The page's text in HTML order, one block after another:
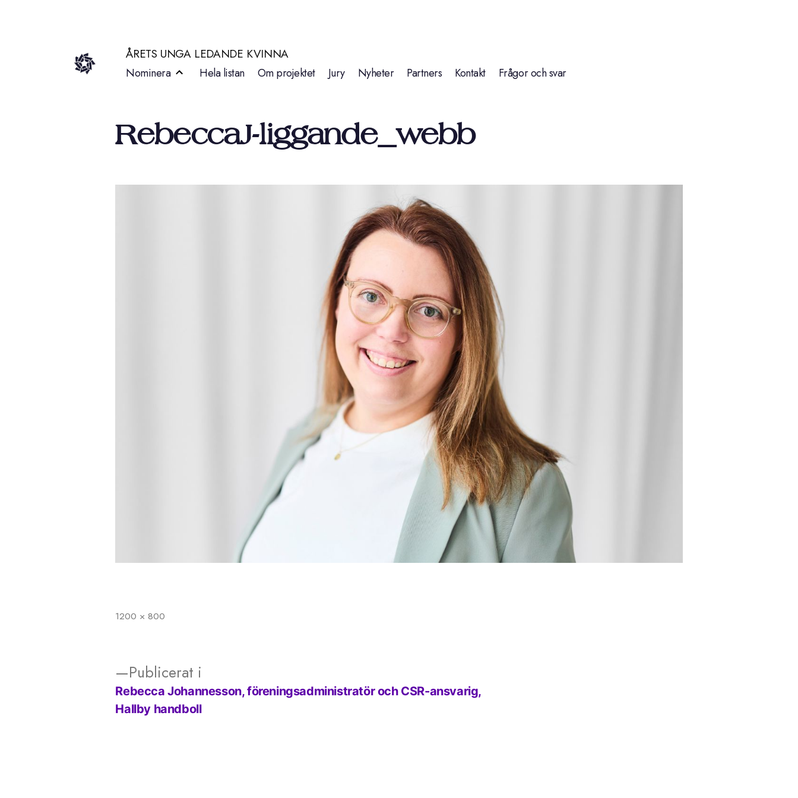
ÅRETS UNGA LEDANDE KVINNA
Nominera Hela listan Om projektet Jury Nyheter Partners Kontakt Frågor och svar
RebeccaJ-liggande_webb
Full
1200 × 800
Inläggsnavigering
Publicerat i
Rebecca Johannesson, föreningsadministratör och CSR-ansvarig,
Hallby handboll